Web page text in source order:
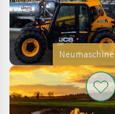
Neumaschine